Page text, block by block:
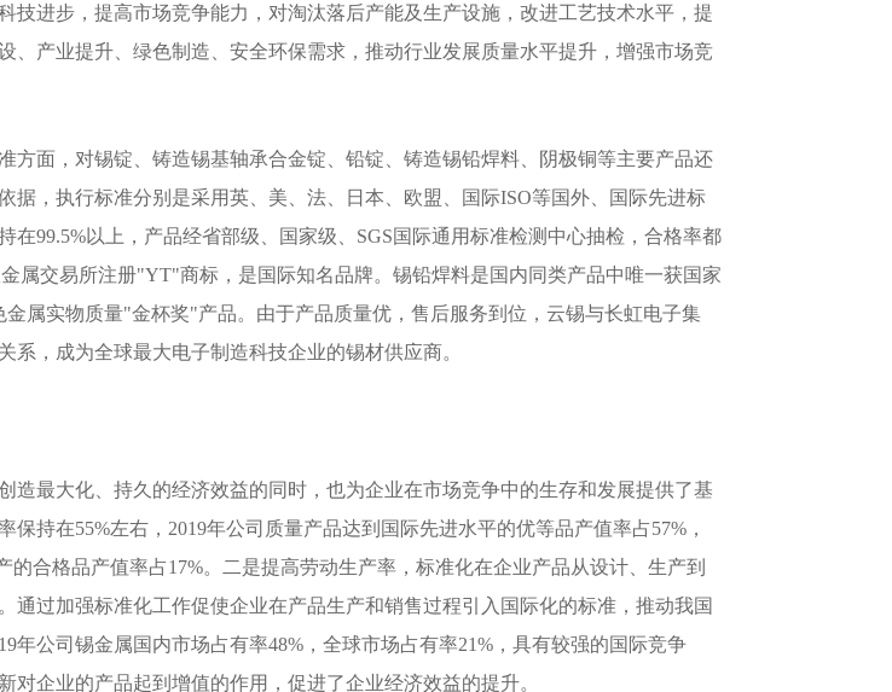
进步，提高市场竞争能力，对淘汰落后产能及生产设施，改进工艺技术水平，提
、产业提升、绿色制造、安全环保需求，推动行业发展质量水平提升，增强市场竞
面，对锡锭、铸造锡基轴承合金锭、铅锭、铸造锡铅焊料、阴极铜等主要产品还
，执行标准分别是采用英、美、法、日本、欧盟、国际ISO等国外、国际先进标
99.5%以上，产品经省部级、国家级、SGS国际通用标准检测中心抽检，合格率都
属交易所注册"YT"商标，是国际知名品牌。锡铅焊料是国内同类产品中唯一获国家
属实物质量"金杯奖"产品。由于产品质量优，售后服务到位，云锡与长虹电子集
，成为全球最大电子制造科技企业的锡材供应商。
最大化、持久的经济效益的同时，也为企业在市场竞争中的生存和发展提供了基
持在55%左右，2019年公司质量产品达到国际先进水平的优等品产值率占57%，
合格品产值率占17%。二是提高劳动生产率，标准化在企业产品从设计、生产到
过加强标准化工作促使企业在产品生产和销售过程引入国际化的标准，推动我国
公司锡金属国内市场占有率48%，全球市场占有率21%，具有较强的国际竞争
企业的产品起到增值的作用，促进了企业经济效益的提升。